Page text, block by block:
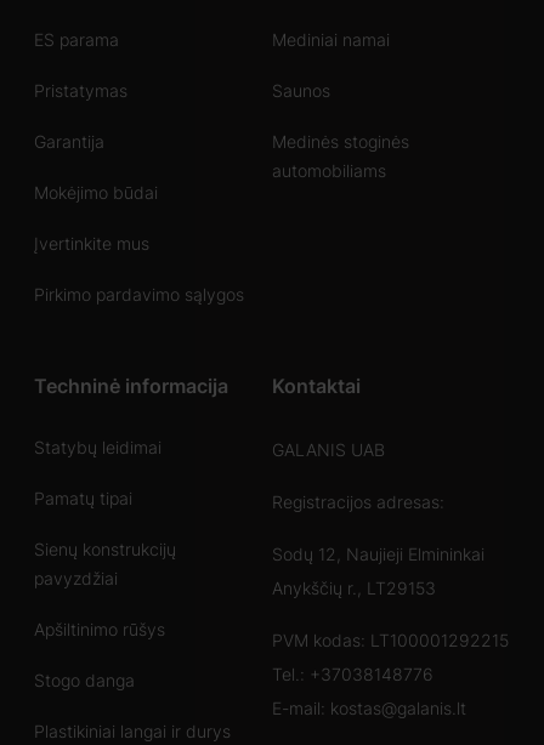
ES parama
Pristatymas
Garantija
Mokėjimo būdai
Įvertinkite mus
Pirkimo pardavimo sąlygos
Mediniai namai
Saunos
Medinės stoginės
automobiliams
Techninė informacija
Statybų leidimai
Pamatų tipai
Sienų konstrukcijų
pavyzdžiai
Apšiltinimo rūšys
Stogo danga
Plastikiniai langai ir durys
Kontaktai
GALANIS UAB
Registracijos adresas:
Sodų 12, Naujieji Elmininkai
Anykščių r., LT29153
PVM kodas: LT100001292215
Tel.: +37038148776
E-mail: kostas@galanis.lt